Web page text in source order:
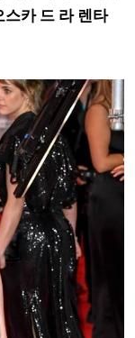
스카 드 라 렌타